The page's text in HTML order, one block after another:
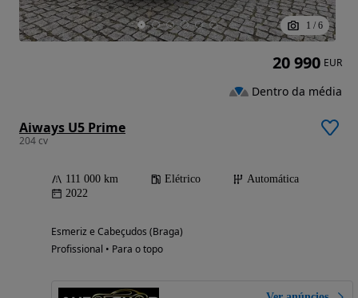
1 / 6
Aiways U5 Prime
204 cv
111 000 km Elétrico
Automática
2022
Esmeriz e Cabeçudos (Braga)
Profissional • Para o topo
20 990 EUR
Dentro da média